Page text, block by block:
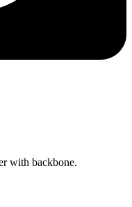
with backbone.